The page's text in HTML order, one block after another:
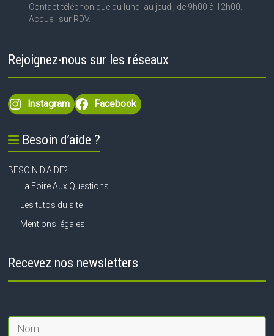
Contact téléphonique du lundi au jeudi, de 9h00 à 12h00.
Accueil sur RDV.
Rejoignez-nous sur les réseaux
Instagram Facebook
Besoin d’aide ?
BESOIN D’AIDE?
La Foire Aux Questions
Les tutos du site
Mentions légales
Recevez nos newsletters